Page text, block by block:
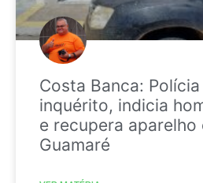
Costa Banca:
inquérito, indicia
e recupera aparelho
Guamaré